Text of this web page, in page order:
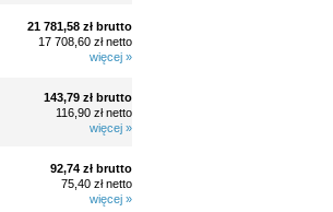
21 781,58 zł brutto
17 708,60 zł netto
więcej »
143,79 zł brutto
116,90 zł netto
więcej »
92,74 zł brutto
75,40 zł netto
więcej »